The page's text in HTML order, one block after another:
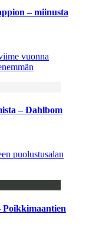
– miinusta
vuonna
– Dahlbom
puolustusalan